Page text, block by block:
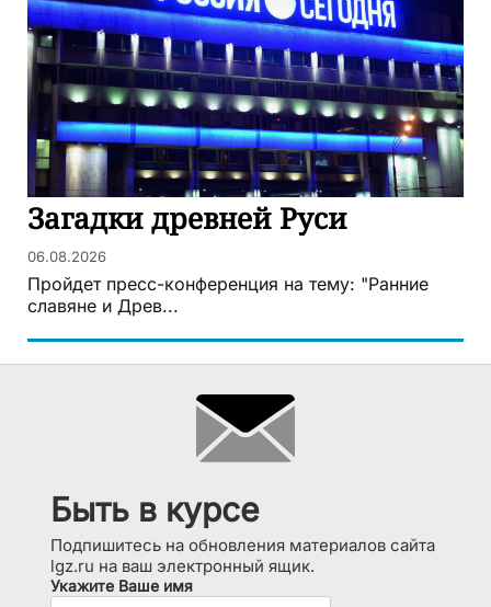
Загадки древней Руси
06.08.2026
Пройдет пресс-конференция на тему: "Ранние
славяне и Древ...
Быть в курсе
Подпишитесь на обновления материалов сайта
lgz.ru на ваш электронный ящик.
Укажите Ваше имя